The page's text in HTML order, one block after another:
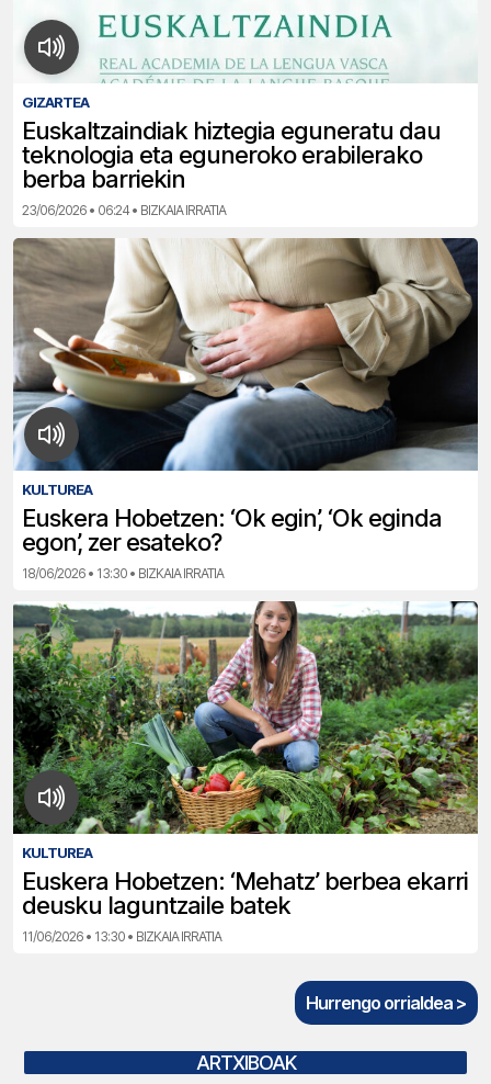
GIZARTEA
Euskaltzaindiak hiztegia eguneratu dau
teknologia eta eguneroko erabilerako
berba barriekin
23/06/2026 • 06:24 • BIZKAIA IRRATIA
KULTUREA
Euskera Hobetzen: ‘Ok egin’, ‘Ok eginda
egon’, zer esateko?
18/06/2026 • 13:30 • BIZKAIA IRRATIA
KULTUREA
Euskera Hobetzen: ‘Mehatz’ berbea ekarri
deusku laguntzaile batek
11/06/2026 • 13:30 • BIZKAIA IRRATIA
Hurrengo orrialdea >
ARTXIBOAK